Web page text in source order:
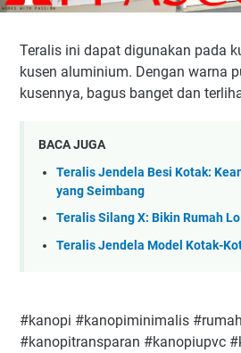
Teralis ini dapat digunakan pada
kusen aluminium. Dengan warna
kusennya, bagus banget dan
BACA JUGA
Teralis Jendela Besi Kotak:
yang Seimbang
Teralis Silang X: Bikin Rumah
Teralis Jendela Model Kotak-
#kanopi #kanopiminimalis
#kanopitransparan #kanopiupvc